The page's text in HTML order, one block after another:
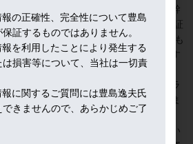
社株価は一気に１０％以上急落。同社幹
信が持てないのでしょうか。SEC(米国証
性も浮上しています。医療ベンチャーも
については競争して頑張って欲しいです
と、容易ではないと考えてしまいます。
金井と北九州市で第二波と思われるクラ
が流れ、他人事ではないと痛感していま
の第四波（？？）が私のところに来てい
の正確性、完全性について豊島
証するものではありません。
を利用したことにより発生する
損害等について、当社は一切責
に関するご質問には豊島逸夫氏
きませんので、あらかじめご了